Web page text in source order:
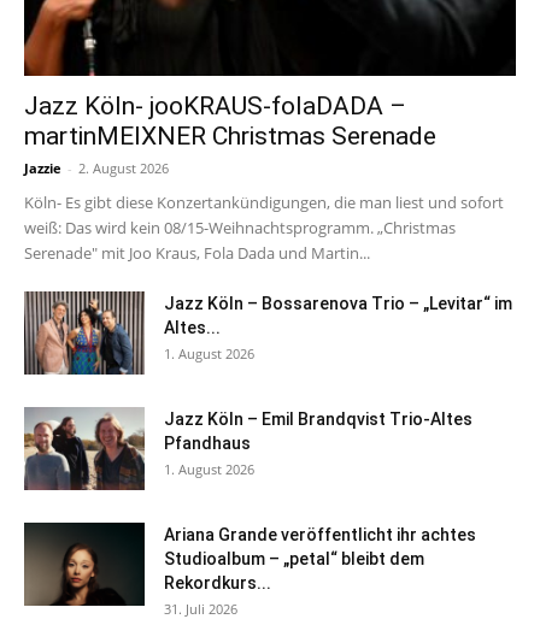
Jazz Köln- jooKRAUS-folaDADA –
martinMEIXNER Christmas Serenade
Jazzie - 2. August 2026
Köln- Es gibt diese Konzertankündigungen, die man liest und sofort
weiß: Das wird kein 08/15-Weihnachtsprogramm. „Christmas
Serenade" mit Joo Kraus, Fola Dada und Martin...
Jazz Köln – Bossarenova Trio – „Levitar“ im
Altes...
1. August 2026
Jazz Köln – Emil Brandqvist Trio-Altes
Pfandhaus
1. August 2026
Ariana Grande veröffentlicht ihr achtes
Studioalbum – „petal“ bleibt dem
Rekordkurs...
31. Juli 2026